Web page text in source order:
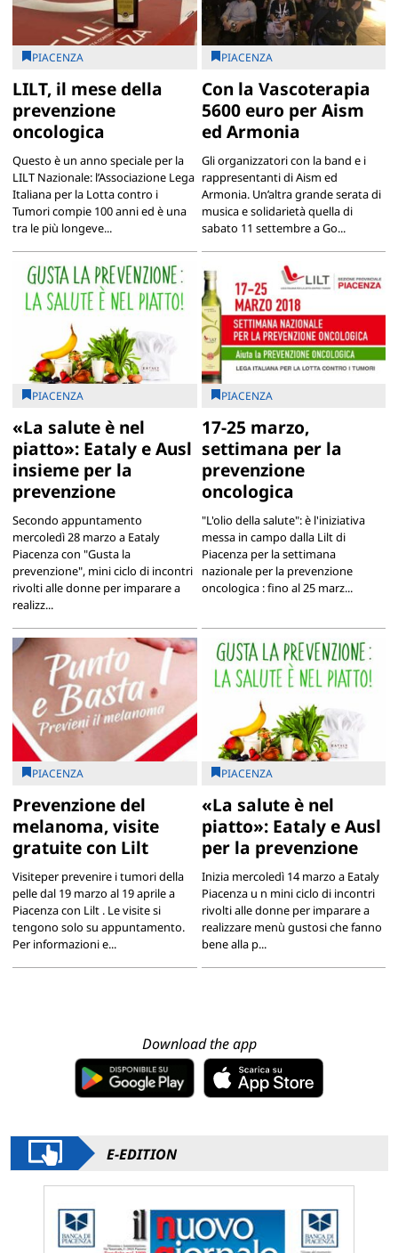
PIACENZA
LILT, il mese della
prevenzione
oncologica
Questo è un anno speciale per la
LILT Nazionale: l’Associazione Lega
Italiana per la Lotta contro i
Tumori compie 100 anni ed è una
tra le più longeve...
PIACENZA
Con la Vascoterapia
5600 euro per Aism
ed Armonia
Gli organizzatori con la band e i
rappresentanti di Aism ed
Armonia. Un’altra grande serata di
musica e solidarietà quella di
sabato 11 settembre a Go...
PIACENZA
«La salute è nel
piatto»: Eataly e Ausl
insieme per la
prevenzione
Secondo appuntamento
mercoledì 28 marzo a Eataly
Piacenza con "Gusta la
prevenzione", mini ciclo di incontri
rivolti alle donne per imparare a
realizz...
PIACENZA
17-25 marzo,
settimana per la
prevenzione
oncologica
"L'olio della salute": è l'iniziativa
messa in campo dalla Lilt di
Piacenza per la settimana
nazionale per la prevenzione
oncologica : fino al 25 marz...
PIACENZA
Prevenzione del
melanoma, visite
gratuite con Lilt
Visiteper prevenire i tumori della
pelle dal 19 marzo al 19 aprile a
Piacenza con Lilt . Le visite si
tengono solo su appuntamento.
Per informazioni e...
PIACENZA
«La salute è nel
piatto»: Eataly e Ausl
per la prevenzione
Inizia mercoledì 14 marzo a Eataly
Piacenza u n mini ciclo di incontri
rivolti alle donne per imparare a
realizzare menù gustosi che fanno
bene alla p...
Download the app
E-EDITION